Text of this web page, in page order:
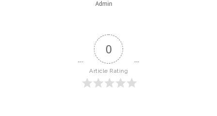
Admin
0
Article Rating